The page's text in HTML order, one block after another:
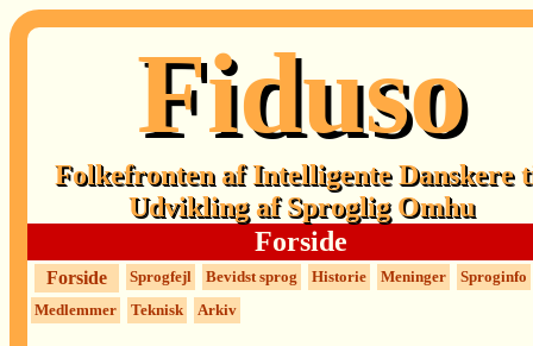
Fiduso
Folkefronten af Intelligente Danskere
Udvikling af Sproglig Omhu
Forside
Forside Sprogfejl Bevidst sprog Historie Meninger
Sproginfo
Medlemmer
Teknisk Arkiv